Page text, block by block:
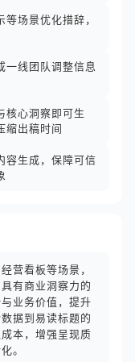
场景优化措辞，
一线团队调整信息
核心洞察即可生
缩出稿时间
容生成，保障可信
营看板等场景，
有商业洞察力的
业务价值，提升
据到易读标题的
本，增强呈现质
。